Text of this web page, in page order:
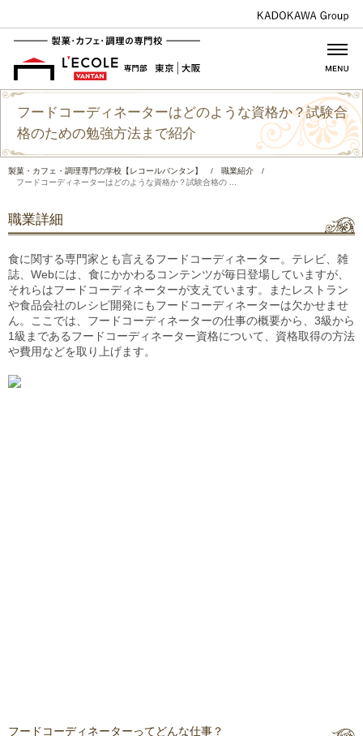
フードコーディネーターはどのような資格か？試験合
格のための勉強方法まで紹介
製菓・カフェ・調理専門の学校【レコールバンタン】 / 職業紹介
/
フードコーディネーターはどのような資格か？試験合格の ...
職業詳細
食に関する専門家とも言えるフードコーディネーター。テレビ、雑
誌、Webには、食にかかわるコンテンツが毎日登場していますが、
それらはフードコーディネーターが支えています。またレストラン
や食品会社のレシピ開発にもフードコーディネーターは欠かせませ
ん。ここでは、フードコーディネーターの仕事の概要から、3級から
1級まであるフードコーディネーター資格について、資格取得の方法
や費用などを取り上げます。
フードコーディネーターってどんな仕事？